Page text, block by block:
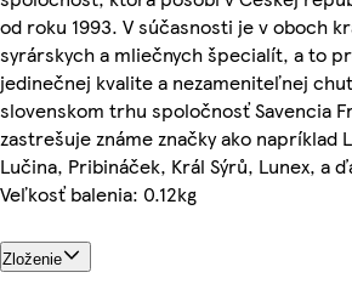
od roku 1993. V súčasnosti je v oboch
syrárskych a mliečnych špecialít, a to
jedinečnej kvalite a nezameniteľnej
slovenskom trhu spoločnosť Savencia
zastrešuje známe značky ako napríklad
Lučina, Pribináček, Král Sýrů, Lunex, a
Veľkosť balenia: 0.12kg
Zloženie